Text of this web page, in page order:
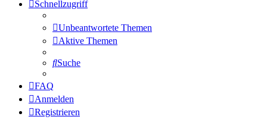
Schnellzugriff
Unbeantwortete Themen
Aktive Themen
Suche
FAQ
Anmelden
Registrieren